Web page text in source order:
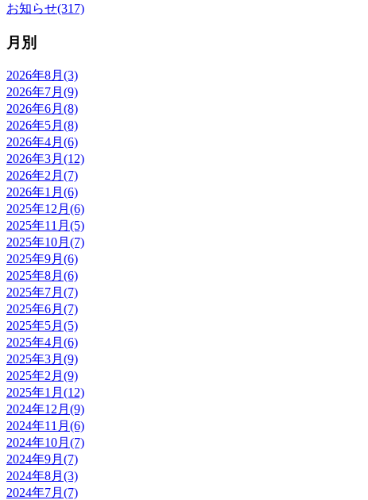
お知らせ(317)
月別
2026年8月(3)
2026年7月(9)
2026年6月(8)
2026年5月(8)
2026年4月(6)
2026年3月(12)
2026年2月(7)
2026年1月(6)
2025年12月(6)
2025年11月(5)
2025年10月(7)
2025年9月(6)
2025年8月(6)
2025年7月(7)
2025年6月(7)
2025年5月(5)
2025年4月(6)
2025年3月(9)
2025年2月(9)
2025年1月(12)
2024年12月(9)
2024年11月(6)
2024年10月(7)
2024年9月(7)
2024年8月(3)
2024年7月(7)